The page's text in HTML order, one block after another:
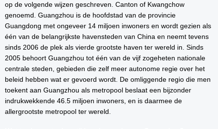
op de volgende wijzen geschreven. Canton of Kwangchow
genoemd. Guangzhou is de hoofdstad van de provincie
Guangdong met ongeveer 14 miljoen inwoners en wordt gezien als
één van de belangrijkste havensteden van China en neemt tevens
sinds 2006 de plek als vierde grootste haven ter wereld in. Sinds
2005 behoort Guangzhou tot één van de vijf zogeheten nationale
centrale steden, gebieden die zelf meer autonome regie over het
beleid hebben wat er gevoerd wordt. De omliggende regio die men
toekent aan Guangzhou als metropool beslaat een bijzonder
indrukwekkende 46.5 miljoen inwoners, en is daarmee de
allergrootste metropool ter wereld.